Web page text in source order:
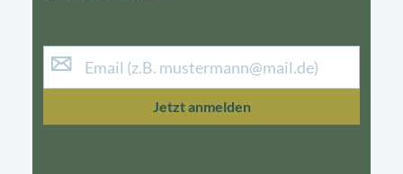
Jetzt anmelden